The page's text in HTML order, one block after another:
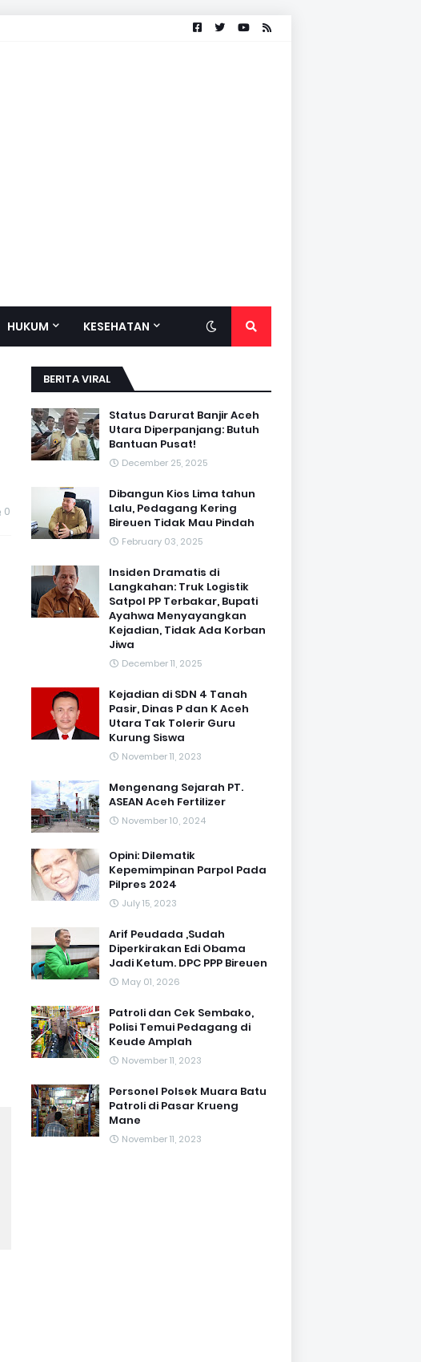
HUKUM KESEHATAN
0
BERITA VIRAL
Status Darurat Banjir Aceh
Utara Diperpanjang: Butuh
Bantuan Pusat!
December 25, 2025
Dibangun Kios Lima tahun
Lalu, Pedagang Kering
Bireuen Tidak Mau Pindah
February 03, 2025
Insiden Dramatis di
Langkahan: Truk Logistik
Satpol PP Terbakar, Bupati
Ayahwa Menyayangkan
Kejadian, Tidak Ada Korban
Jiwa
December 11, 2025
Kejadian di SDN 4 Tanah
Pasir, Dinas P dan K Aceh
Utara Tak Tolerir Guru
Kurung Siswa
November 11, 2023
Mengenang Sejarah PT.
ASEAN Aceh Fertilizer
November 10, 2024
Opini: Dilematik
Kepemimpinan Parpol Pada
Pilpres 2024
July 15, 2023
Arif Peudada ,Sudah
Diperkirakan Edi Obama
Jadi Ketum. DPC PPP Bireuen
May 01, 2026
Patroli dan Cek Sembako,
Polisi Temui Pedagang di
Keude Amplah
November 11, 2023
Personel Polsek Muara Batu
Patroli di Pasar Krueng
Mane
November 11, 2023